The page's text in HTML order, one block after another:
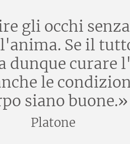
gli occhi
Se il
dunque
le
siano buone.»
Platone